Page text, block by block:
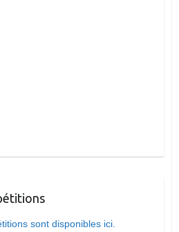
sont disponibles ici.